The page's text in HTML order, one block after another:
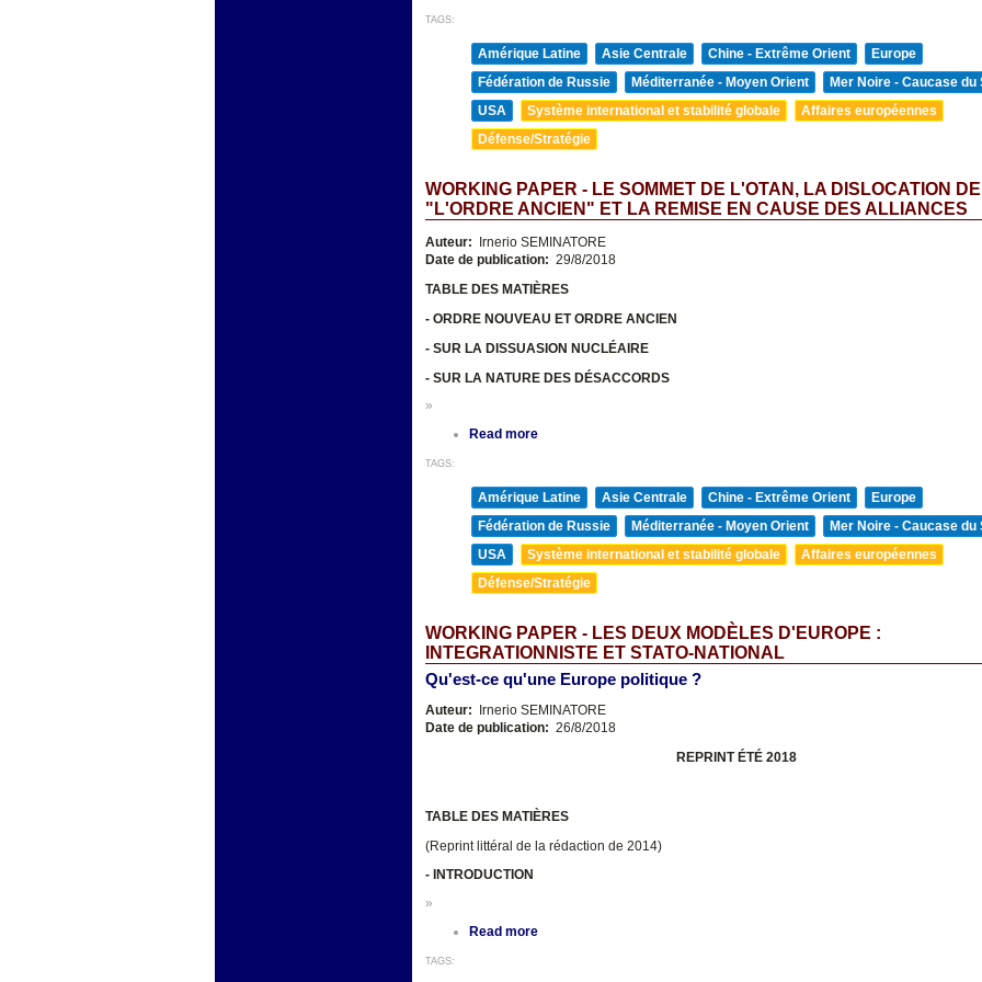
TAGS:
Amérique Latine Asie Centrale Chine - Extrême Orient
Europe
Fédération de Russie
Méditerranée - Moyen Orient
Mer Noire - Caucase du
USA
Système international et stabilité globale
Affaires européennes
Défense/Stratégie
WORKING PAPER - LE SOMMET DE L'OTAN, LA DISLOCATION DE
"L'ORDRE ANCIEN" ET LA REMISE EN CAUSE DES ALLIANCES
Auteur:
Irnerio SEMINATORE
Date de publication: 29/8/2018
TABLE DES MATIÈRES
- ORDRE NOUVEAU ET ORDRE ANCIEN
- SUR LA DISSUASION NUCLÉAIRE
- SUR LA NATURE DES DÉSACCORDS
»
Read more
TAGS:
Amérique Latine Asie Centrale Chine - Extrême Orient
Europe
Fédération de Russie
Méditerranée - Moyen Orient
Mer Noire - Caucase du
USA
Système international et stabilité globale
Affaires européennes
Défense/Stratégie
WORKING PAPER - LES DEUX MODÈLES D'EUROPE :
INTEGRATIONNISTE ET STATO-NATIONAL
Qu'est-ce qu'une Europe politique ?
Auteur:
Irnerio SEMINATORE
Date de publication: 26/8/2018
REPRINT ÉTÉ 2018
TABLE DES MATIÈRES
(Reprint littéral de la rédaction de 2014)
- INTRODUCTION
»
Read more
TAGS: